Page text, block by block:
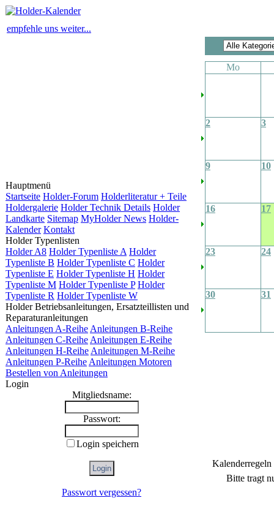
empfehle uns weiter...
Hauptmenü
Startseite Holder-Forum Holderliteratur + Teile
Holdergalerie Holder Technik Details Holder
Landkarte Sitemap MyHolder News Holder-
Kalender Kontakt
Holder Typenlisten
Holder A8 Holder Typenliste A Holder
Typenliste B Holder Typenliste C Holder
Typenliste E Holder Typenliste H Holder
Typenliste M Holder Typenliste P Holder
Typenliste R Holder Typenliste W
Holder Betriebsanleitungen, Ersatzteillisten und
Reparaturanleitungen
Anleitungen A-Reihe Anleitungen B-Reihe
Anleitungen C-Reihe Anleitungen E-Reihe
Anleitungen H-Reihe Anleitungen M-Reihe
Anleitungen P-Reihe Anleitungen Motoren
Bestellen von Anleitungen
Login
Mitgliedsname:
Passwort:
Login speichern
Passwort vergessen?
Mo
2 3
9 10
16 17
23 24
30 31
Kalenderregeln
Bitte tragt